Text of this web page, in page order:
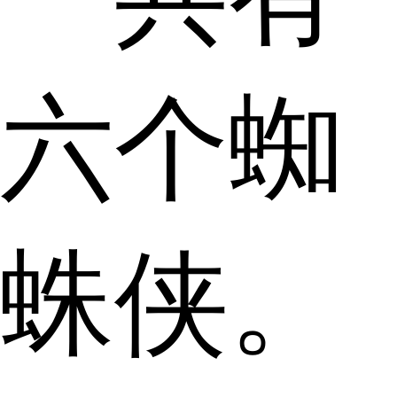
六个蜘
蛛侠。